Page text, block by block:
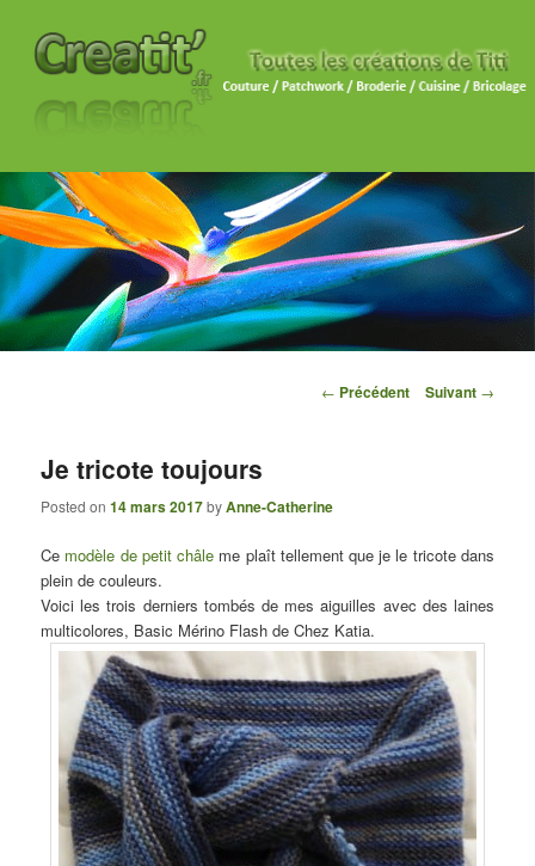
Navigation des articles
← Précédent Suivant →
Je tricote toujours
Posted on14 mars 2017byAnne-Catherine
Ce modèle de petit châle me plaît tellement que je le tricote dans
plein de couleurs.
Voici les trois derniers tombés de mes aiguilles avec des laines
multicolores, Basic Mérino Flash de Chez Katia.